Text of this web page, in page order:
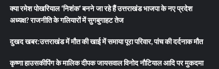
क्या रमेश पोखरियाल ‘निशंक’ बनने जा रहे हैं उत्तराखंड भाजपा के नए प्रदेश
अध्यक्ष? राजनीति के गलियारों में सुगबुगाहट तेज
दुखद खबर:उत्तराखंड में मौत की खाई में समाया पूरा परिवार, पांच की दर्दनाक मौत
कृष्णा हाउसकीपिंग के मालिक दीपक जायसवाल विनोद नौटियाल आदि पर मुकदमा